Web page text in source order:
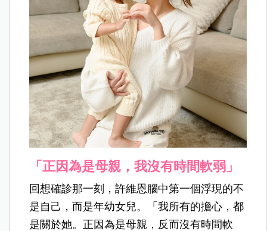
「正因為是母親，我沒有時間軟弱」
回想確診那一刻，許維恩腦中第一個浮現的不
是自己，而是年幼女兒。「我所有的擔心，都
是關於她。正因為是母親，反而沒有時間軟